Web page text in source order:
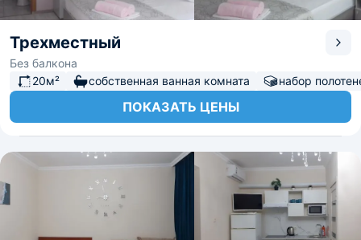
Трехместный
Без балкона
20м²
собственная ванная комната набор
ПОКАЗАТЬ ЦЕНЫ